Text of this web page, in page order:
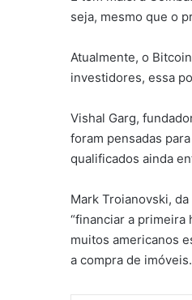
seja, mesmo que o
Atualmente, o
investidores, essa
Vishal Garg,
foram pensadas
qualificados ainda
Mark Troianovski,
“financiar a primeira
muitos americanos
a compra de imóveis.